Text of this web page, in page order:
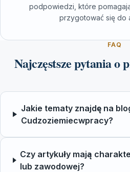
podpowiedzi, które
przygotować się do
FAQ
Najczęstsze pytania o
Jakie tematy znajdę na
Cudzoziemiecwpracy?
Czy artykuły mają
lub zawodowej?